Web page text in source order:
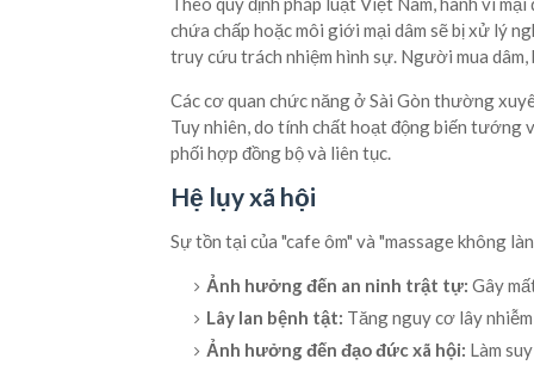
chứa chấp hoặc môi giới mại dâm sẽ bị xử lý
truy cứu trách nhiệm hình sự. Người mua
Các cơ quan chức năng ở Sài Gòn thường
Tuy nhiên, do tính chất hoạt động biến
phối hợp đồng bộ và liên tục.
Hệ lụy xã hội
Sự tồn tại của "cafe ôm" và "massage không
Ảnh hưởng đến an ninh trật tự: Gây
Lây lan bệnh tật: Tăng nguy cơ lây
Ảnh hưởng đến đạo đức xã hội: Làm